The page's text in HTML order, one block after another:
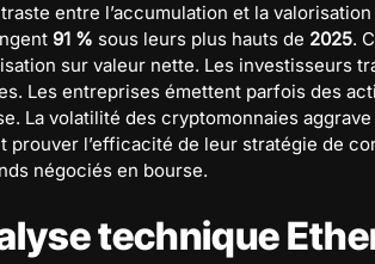
entre l’accumulation et la
91 % sous leurs plus hauts de 2025.
sur valeur nette. Les investisseurs
Les entreprises émettent parfois des
La volatilité des cryptomonnaies
prouver l’efficacité de leur stratégie de
négociés en bourse.
technique